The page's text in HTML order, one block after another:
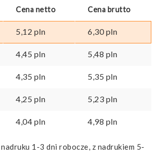
Cena netto Cena brutto
5,12 pln 6,30pln
4,45 pln 5,48 pln
4,35 pln 5,35 pln
4,25 pln 5,23 pln
4,04 pln 4,98 pln
nadruku 1-3 dni robocze, z nadrukiem 5-